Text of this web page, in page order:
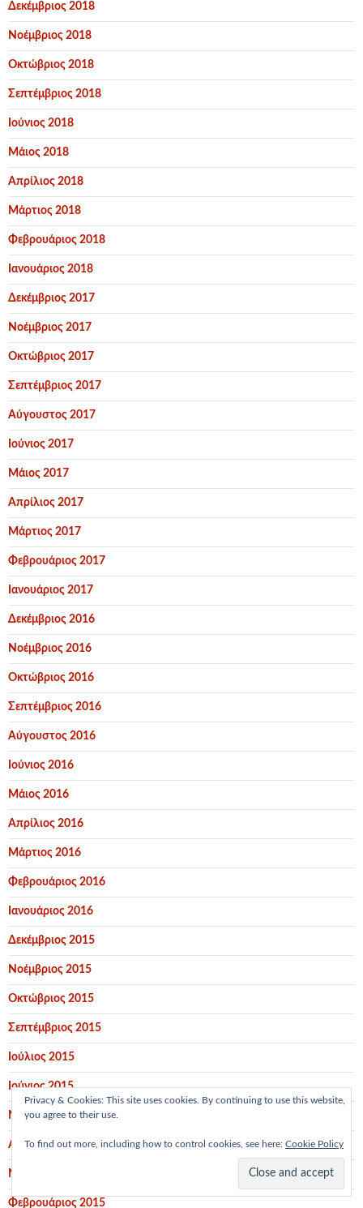
Δεκέμβριος 2018
Νοέμβριος 2018
Οκτώβριος 2018
Σεπτέμβριος 2018
Ιούνιος 2018
Μάιος 2018
Απρίλιος 2018
Μάρτιος 2018
Φεβρουάριος 2018
Ιανουάριος 2018
Δεκέμβριος 2017
Νοέμβριος 2017
Οκτώβριος 2017
Σεπτέμβριος 2017
Αύγουστος 2017
Ιούνιος 2017
Μάιος 2017
Απρίλιος 2017
Μάρτιος 2017
Φεβρουάριος 2017
Ιανουάριος 2017
Δεκέμβριος 2016
Νοέμβριος 2016
Οκτώβριος 2016
Σεπτέμβριος 2016
Αύγουστος 2016
Ιούνιος 2016
Μάιος 2016
Απρίλιος 2016
Μάρτιος 2016
Φεβρουάριος 2016
Ιανουάριος 2016
Δεκέμβριος 2015
Νοέμβριος 2015
Οκτώβριος 2015
Σεπτέμβριος 2015
Ιούλιος 2015
Ιούνιος 2015
Μάιος 2015
Απρίλιος 2015
Μάρτιος 2015
Φεβρουάριος 2015
Privacy & Cookies: This site uses cookies. By continuing to use this website,
you agree to their use.
To find out more, including how to control cookies, see here: Cookie Policy